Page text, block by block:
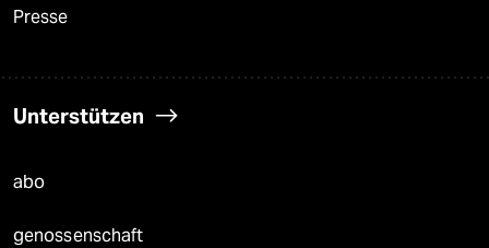
Presse
Unterstützen
abo
genossenschaft